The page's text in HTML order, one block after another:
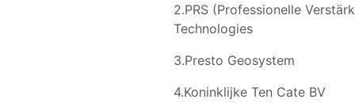
2.PRS (Professionelle
Technologies
3.Presto Geosystem
4.Koninklijke Ten Cate BV